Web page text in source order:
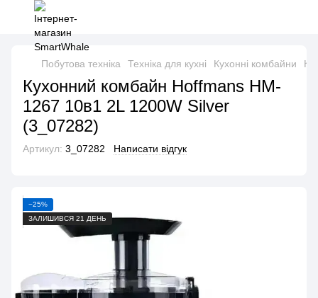
Побутова техніка Техніка для кухні Кухонні комбайни
Кухонний комбайн Hoffmans HM-
1267 10в1 2L 1200W Silver
(3_07282)
Артикул: 3_07282 Написати відгук
−25%
ЗАЛИШИВСЯ 21 ДЕНЬ